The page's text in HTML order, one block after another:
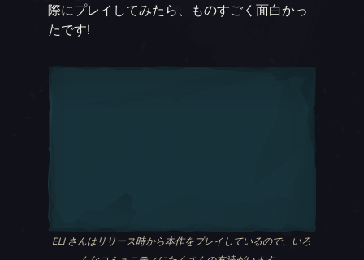
際にプレイしてみたら、ものすごく面白かっ
たです!
ELI さんはリリース時から本作をプレイしているので、いろ